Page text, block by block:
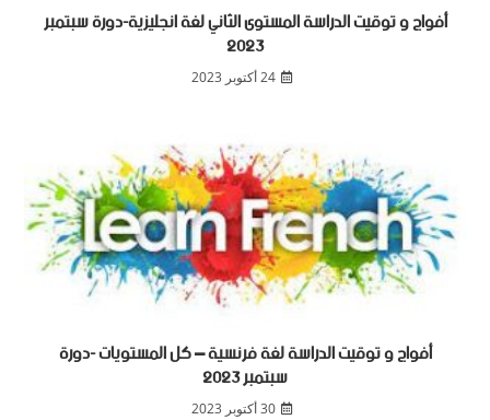
أفواج و توقيت الدراسة المستوى الثاني لغة انجليزية-دورة سبتمبر
2023
24 أكتوبر 2023
أفواج و توقيت الدراسة لغة فرنسية – كل المستويات -دورة
سبتمبر 2023
30 أكتوبر 2023